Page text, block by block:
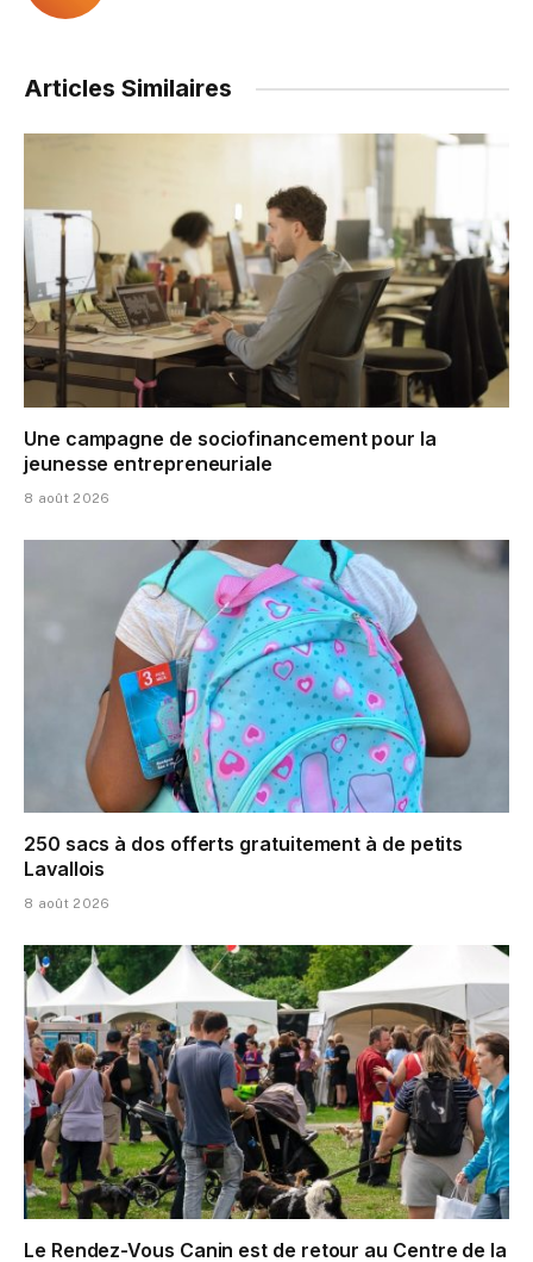
Articles Similaires
Une campagne de sociofinancement pour la
jeunesse entrepreneuriale
8 août 2026
250 sacs à dos offerts gratuitement à de petits
Lavallois
8 août 2026
Le Rendez-Vous Canin est de retour au Centre de la